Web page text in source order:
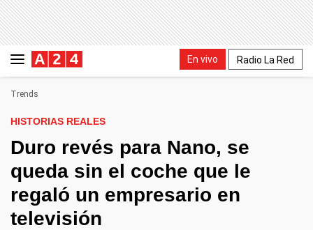
En vivo Radio La Red
Trends
HISTORIAS REALES
Duro revés para Nano, se
queda sin el coche que le
regaló un empresario en
televisión